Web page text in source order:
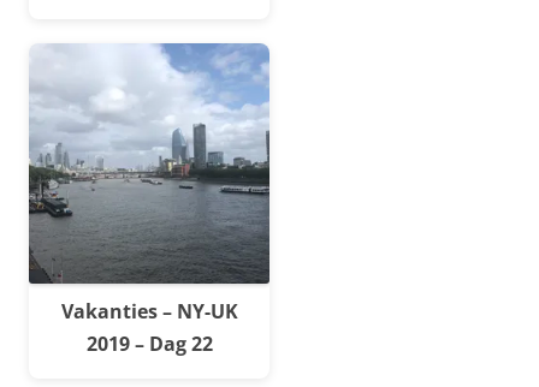
Vakanties – NY-UK
2019 – Dag 22